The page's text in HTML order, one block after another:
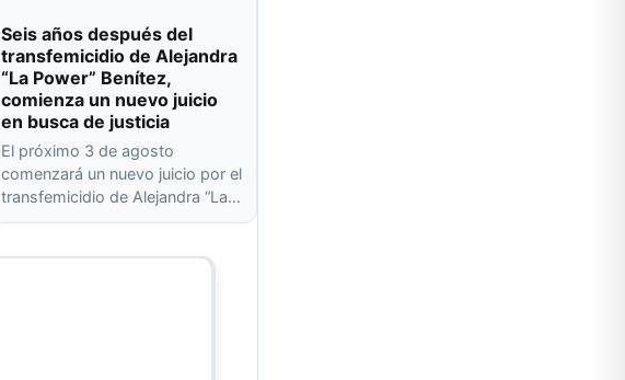
Seis años después del
transfemicidio de Alejandra
“La Power” Benítez,
comienza un nuevo juicio
en busca de justicia
El próximo 3 de agosto
comenzará un nuevo juicio por el
transfemicidio de Alejandra “La…